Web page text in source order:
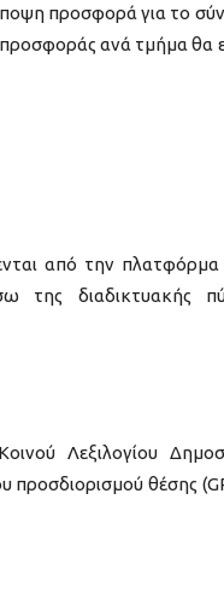
προσφορά για το
ανά τμήμα θα
από την πλατφόρμα
της διαδικτυακής
Λεξιλογίου
προσδιορισμού θέσης